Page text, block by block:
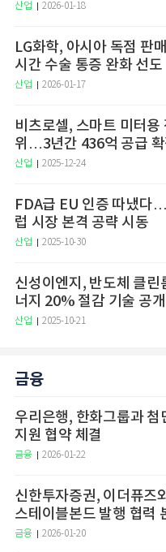
산업 2026-01-18
LG화학, 아시아 독점 판
시간 수술 통증 완화 선도
산업 2026-01-17
비츠로셀, 스마트 미터용
위…3년간 436억 공급 확
산업 2025-12-24
FDA급 EU 인증 따냈다
럽 시장 본격 공략 시동
산업 2025-10-30
신성이엔지, 반도체 클
너지 20% 절감 기술 공개
산업 2025-10-21
금융
우리은행, 한화그룹과 첨
지원 협약 체결
금융 2026-01-22
신한투자증권, 이더퓨즈
스테이블본드 발행 협력
금융 2026-01-20